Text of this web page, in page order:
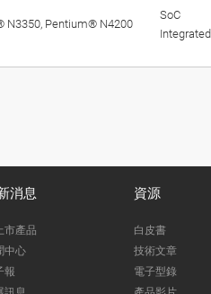
N3350, Pentium® N4200
SoC
Integrated
消息
市產品
中心
報
資源
白皮書
技術文章
電子型錄